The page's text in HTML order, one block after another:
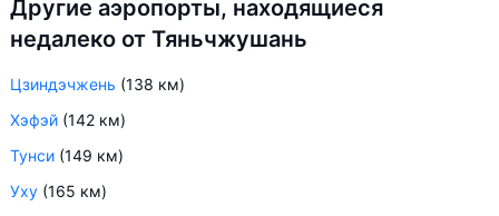
Другие аэропорты, находящиеся
недалеко от Тяньчжушань
Цзиндэчжень (138 км)
Хэфэй (142 км)
Тунси (149 км)
Уху (165 км)